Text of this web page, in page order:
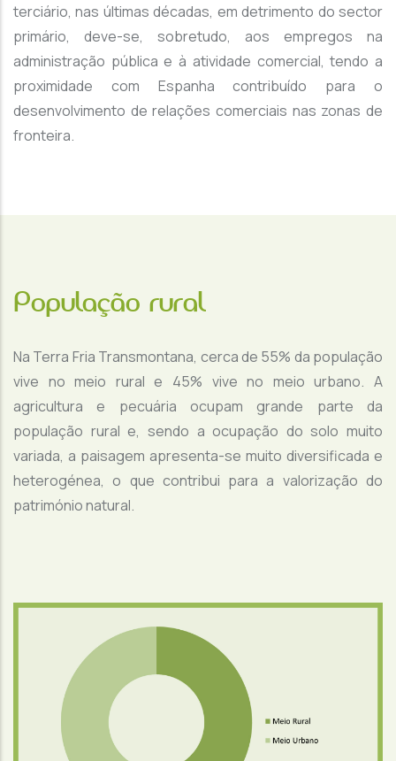
terciário, nas últimas décadas, em detrimento do sector
primário, deve-se, sobretudo, aos empregos na
administração pública e à atividade comercial, tendo a
proximidade com Espanha contribuído para o
desenvolvimento de relações comerciais nas zonas de
fronteira.
População rural
Na Terra Fria Transmontana, cerca de 55% da população
vive no meio rural e 45% vive no meio urbano. A
agricultura e pecuária ocupam grande parte da
população rural e, sendo a ocupação do solo muito
variada, a paisagem apresenta-se muito diversificada e
heterogénea, o que contribui para a valorização do
património natural.